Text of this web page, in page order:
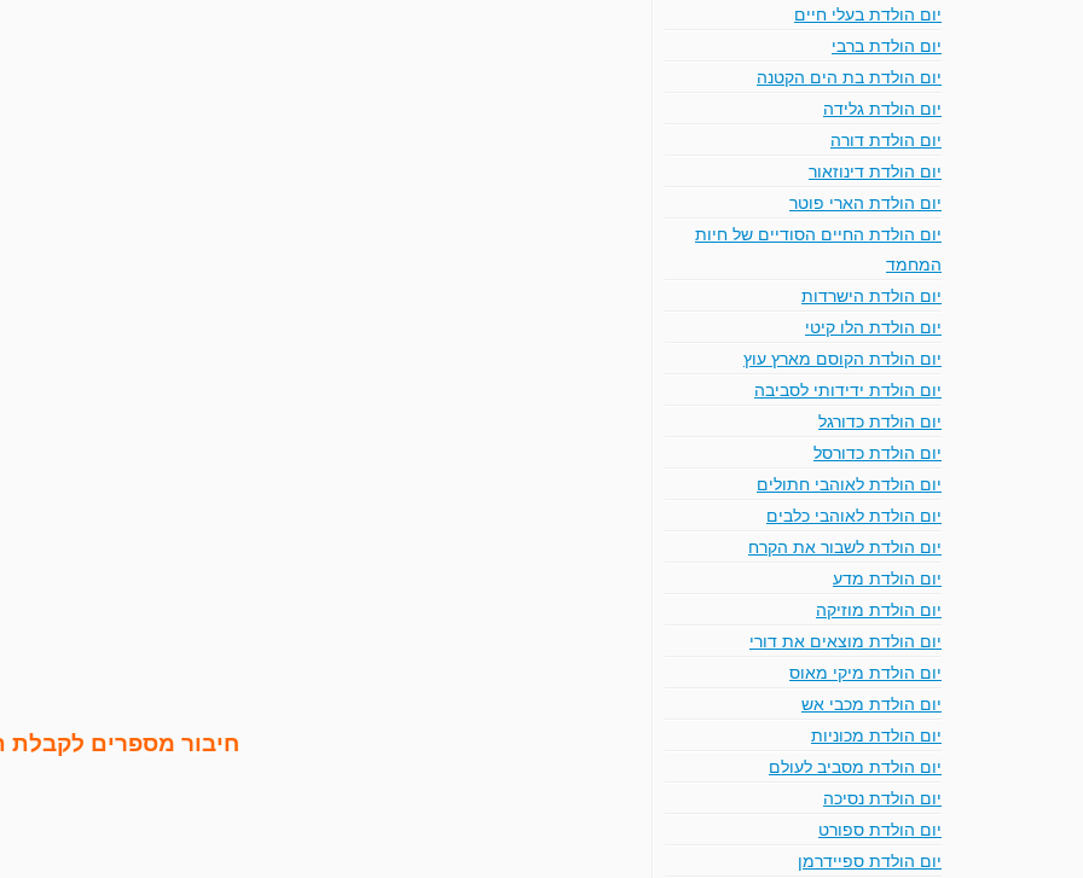
יום הולדת בעלי חיים
יום הולדת ברבי
יום הולדת בת הים הקטנה
יום הולדת גלידה
יום הולדת דורה
יום הולדת דינוזאור
יום הולדת הארי פוטר
יום הולדת החיים הסודיים של חיות
המחמד
יום הולדת הישרדות
יום הולדת הלו קיטי
יום הולדת הקוסם מארץ עוץ
יום הולדת ידידותי לסביבה
יום הולדת כדורגל
יום הולדת כדורסל
יום הולדת לאוהבי חתולים
יום הולדת לאוהבי כלבים
יום הולדת לשבור את הקרח
יום הולדת מדע
יום הולדת מוזיקה
יום הולדת מוצאים את דורי
יום הולדת מיקי מאוס
יום הולדת מכבי אש
יום הולדת מכוניות
יום הולדת מסביב לעולם
יום הולדת נסיכה
יום הולדת ספורט
יום הולדת ספיידרמן
חיבור מספרים לקבלת